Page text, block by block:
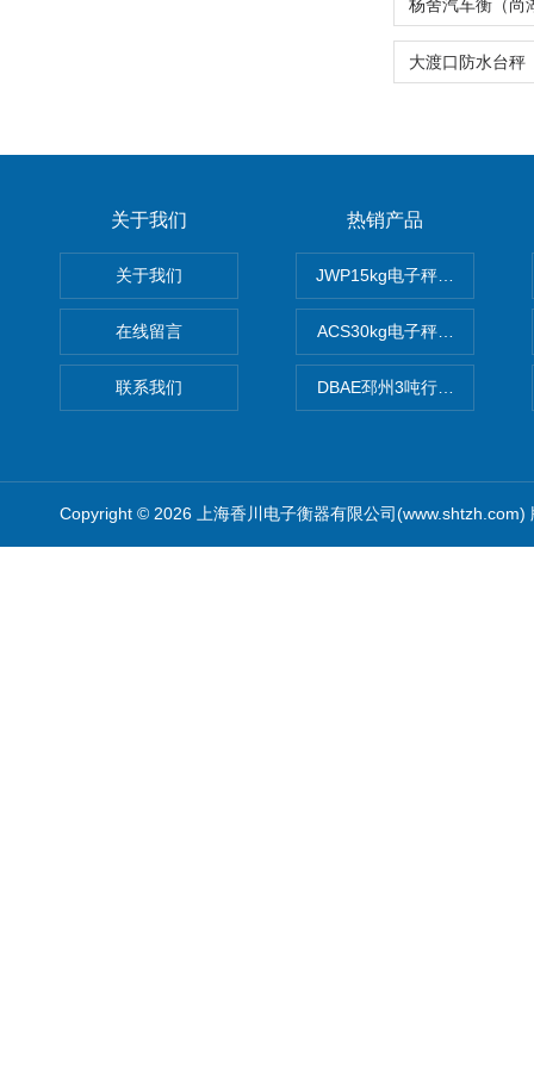
关于我们
关于我们
在线留言
联系我们
热销产品
JWP15kg电子秤价格,15公
ACS30kg电子秤价格,30公
DBAE邳州3吨行车电子吊秤
Copyright © 2026 上海香川电子衡器有限公司(www.shtzh.com)